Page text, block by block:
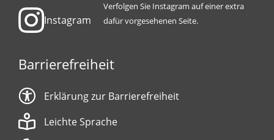
Instagram
Verfolgen Sie Instagram auf einer extra
dafür vorgesehenen Seite.
Barrierefreiheit
Erklärung zur Barrierefreiheit
Leichte Sprache